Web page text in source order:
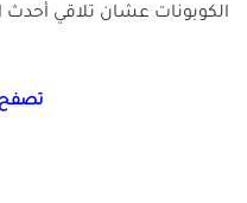
الكوبونات عشان تلاقي
تصفح